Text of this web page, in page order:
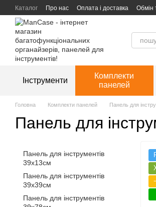
Перейти до основного контенту
Каталог Про нас Оплата і доставка Обмін
Інструменти
Комплекти
панелей
Головна Комплекти панелей Панель для
Панель для
Панель для інструментів
39х13см
Панель для інструментів
39х39см
Панель для інструментів